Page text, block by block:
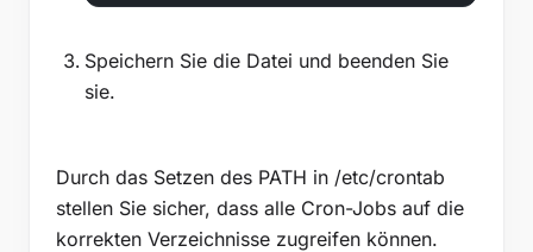
Speichern Sie die Datei und beenden Sie
sie.
Durch das Setzen des PATH in /etc/crontab
stellen Sie sicher, dass alle Cron-Jobs auf die
korrekten Verzeichnisse zugreifen können.